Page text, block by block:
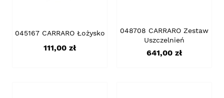
045167 CARRARO Łożysko
Cena
111,00 zł
048708 CARRARO Zestaw
Uszczelnień
Cena
641,00 zł